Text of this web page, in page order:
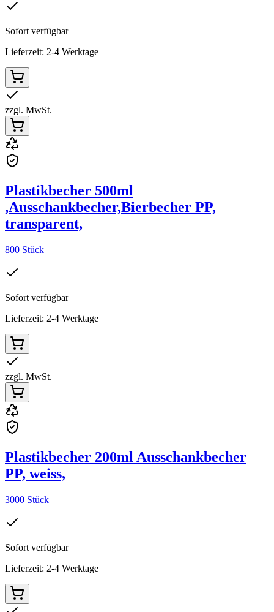
Sofort verfügbar
Lieferzeit: 2-4 Werktage
zzgl. MwSt.
Plastikbecher 500ml
,Ausschankbecher,Bierbecher PP,
transparent,
800 Stück
Sofort verfügbar
Lieferzeit: 2-4 Werktage
zzgl. MwSt.
Plastikbecher 200ml Ausschankbecher
PP, weiss,
3000 Stück
Sofort verfügbar
Lieferzeit: 2-4 Werktage